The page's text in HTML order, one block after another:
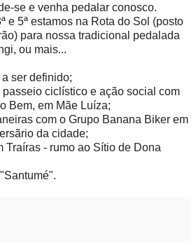
se e venha pedalar conosco.
e 5ª estamos na Rota do Sol (posto
para nossa tradicional pedalada
ou mais...
ser definido;
ciclístico e ação social com
Bem, em Mãe Luíza;
com o Grupo Banana Biker em
da cidade;
Traíras - rumo ao Sítio de Dona